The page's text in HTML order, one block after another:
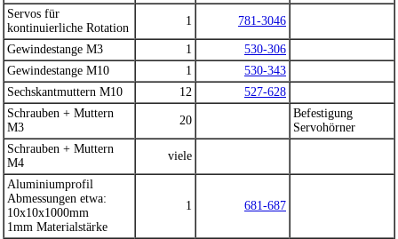
Servos für
kontinuierliche Rotation
1 781-3046
Gewindestange M3 1
530-306
Gewindestange M10
1
530-343
Sechskantmuttern M10
12
527-628
Schrauben + Muttern
M3
20
Befestigung
Servohörner
Schrauben + Muttern
M4
viele
Aluminiumprofil
Abmessungen etwa:
10x10x1000mm
1mm Materialstärke
1 681-687